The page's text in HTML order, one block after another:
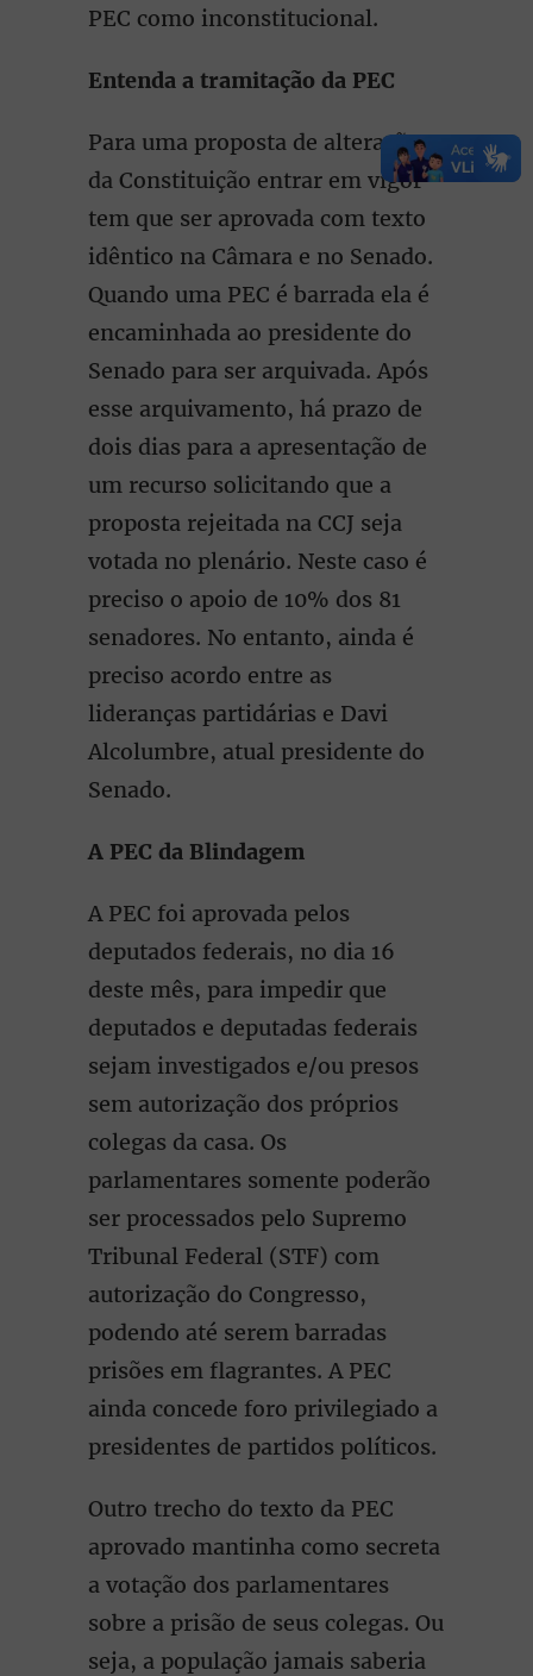
PEC como inconstitucional.
Entenda a tramitação da PEC
Para uma proposta de alteração
da Constituição entrar em vigor
tem que ser aprovada com texto
idêntico na Câmara e no Senado.
Quando uma PEC é barrada ela é
encaminhada ao presidente do
Senado para ser arquivada. Após
esse arquivamento, há prazo de
dois dias para a apresentação de
um recurso solicitando que a
proposta rejeitada na CCJ seja
votada no plenário. Neste caso é
preciso o apoio de 10% dos 81
senadores. No entanto, ainda é
preciso acordo entre as
lideranças partidárias e Davi
Alcolumbre, atual presidente do
Senado.
A PEC da Blindagem
A PEC foi aprovada pelos
deputados federais, no dia 16
deste mês, para impedir que
deputados e deputadas federais
sejam investigados e/ou presos
sem autorização dos próprios
colegas da casa. Os
parlamentares somente poderão
ser processados pelo Supremo
Tribunal Federal (STF) com
autorização do Congresso,
podendo até serem barradas
prisões em flagrantes. A PEC
ainda concede foro privilegiado a
presidentes de partidos políticos.
Outro trecho do texto da PEC
aprovado mantinha como secreta
a votação dos parlamentares
sobre a prisão de seus colegas. Ou
seja, a população jamais saberia